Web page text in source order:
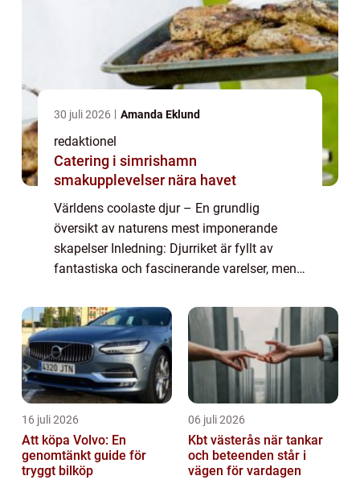
30 juli 2026 Amanda Eklund
redaktionel
Catering i simrishamn
smakupplevelser nära havet
Världens coolaste djur – En grundlig
översikt av naturens mest imponerande
skapelser Inledning: Djurriket är fyllt av
fantastiska och fascinerande varelser, men
artikel kommer vi att ta dig med på en res...
16 juli 2026
Att köpa Volvo: En
genomtänkt guide för
tryggt bilköp
06 juli 2026
Kbt västerås när tankar
och beteenden står i
vägen för vardagen